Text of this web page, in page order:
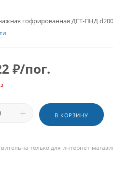
гофрированная ДГТ-ПНД
₽/пог.
В КОРЗИНУ
только для интернет-